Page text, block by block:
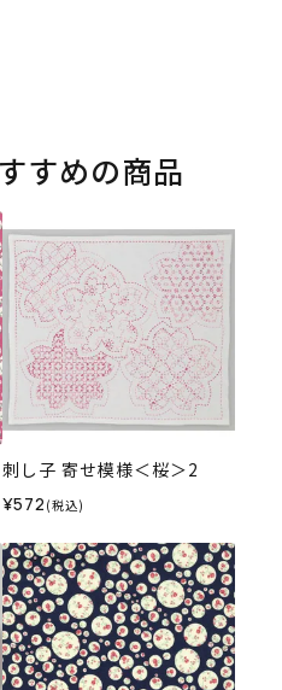
すめの商品
刺し子 寄せ模様＜桜＞2
¥572 (税込)